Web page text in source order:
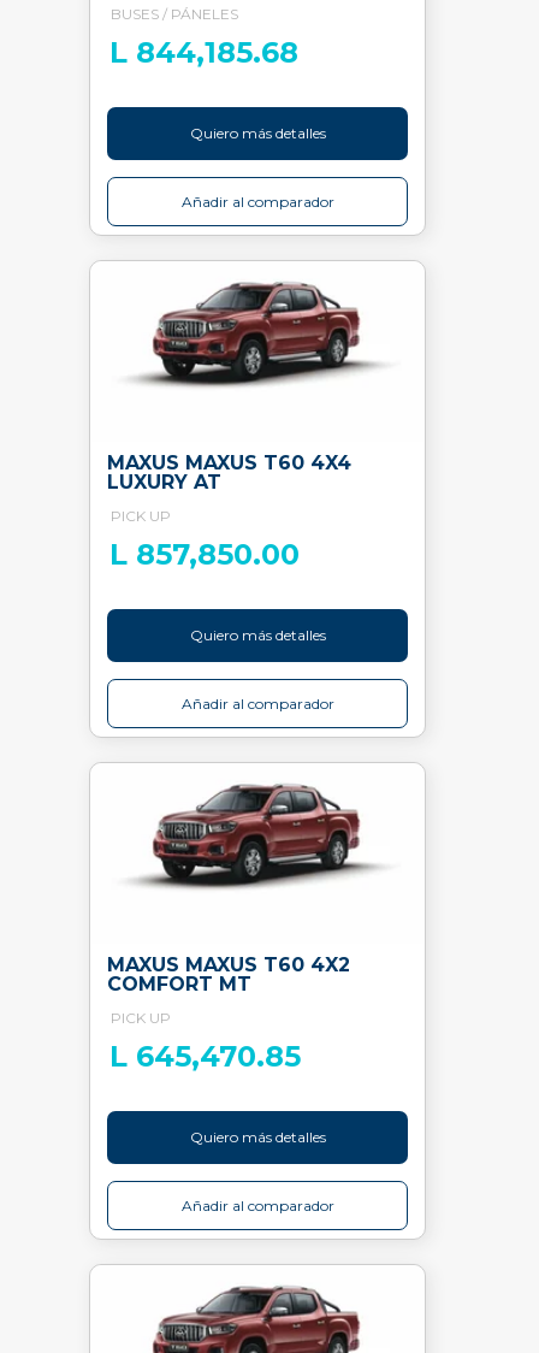
BUSES / PÁNELES
L 844,185.68
Quiero más detalles
Añadir al comparador
MAXUS MAXUS T60 4X4
LUXURY AT
PICK UP
L 857,850.00
Quiero más detalles
Añadir al comparador
MAXUS MAXUS T60 4X2
COMFORT MT
PICK UP
L 645,470.85
Quiero más detalles
Añadir al comparador